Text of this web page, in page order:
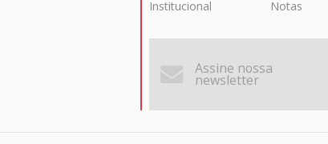
Institucional Notas
Assine nossa
newsletter